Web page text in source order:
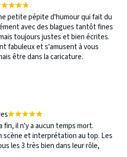
petite pépite d'humour qui fait du
avec des blagues tantôt fines
toujours justes et bien écrites.
fabuleux et s'amusent à vous
être dans la caricature.
fin, il n'y a aucun temps mort.
scène et interprétation au top. Les
les 3 très bien dans leur rôle,